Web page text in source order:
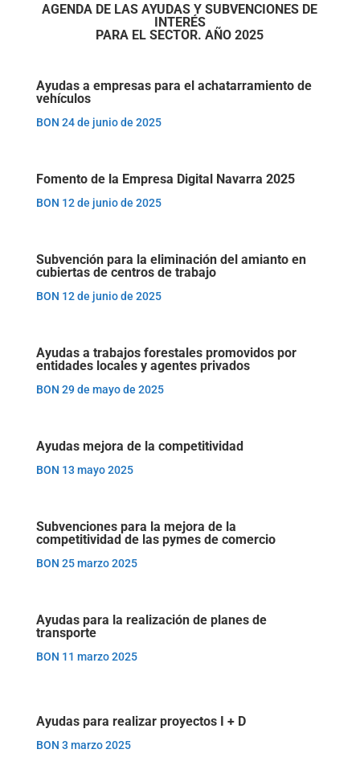
AGENDA DE LAS AYUDAS Y SUBVENCIONES DE
INTERÉS
PARA EL SECTOR. AÑO 2025
Ayudas a empresas para el achatarramiento de
vehículos
BON 24 de junio de 2025
Fomento de la Empresa Digital Navarra 2025
BON 12 de junio de 2025
Subvención para la eliminación del amianto en
cubiertas de centros de trabajo
BON 12 de junio de 2025
Ayudas a trabajos forestales promovidos por
entidades locales y agentes privados
BON 29 de mayo de 2025
Ayudas mejora de la competitividad
BON 13 mayo 2025
Subvenciones para la mejora de la
competitividad de las pymes de comercio
BON 25 marzo 2025
Ayudas para la realización de planes de
transporte
BON 11 marzo 2025
Ayudas para realizar proyectos I + D
BON 3 marzo 2025